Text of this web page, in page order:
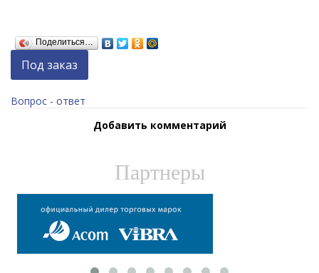
Поделиться…
Под заказ
Вопрос - ответ
Добавить комментарий
Партнеры